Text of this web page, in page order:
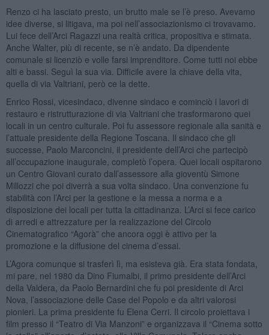
Renzo ci ha lasciato presto, un brutto male se l’è preso. Avevamo
idee diverse, si litigava, ma poi nell’associazionismo ci trovavamo.
Lui fece dell’Arci Ragazzi una realtà critica, propositiva e stimata.
Anche Walter, più di recente, se n’è andato. Da dipendente
comunale si licenziò e volle farsi imprenditore. Come tutti noi ebbe
alti e bassi. Seguì la sua via. Difficile avere la chiave della vita,
quella di via Valtriani, però ce la dette.
Enrico Rossi, vicesindaco, divenne sindaco e cominciò i lavori di
restauro e ristrutturazione di via Valtriani che trasformarono quei
locali in un centro culturale. Poi fu assessore regionale alla sanità e
l’attuale presidente della Regione Toscana. Il sindaco che gli
successe, Paolo Marconcini, il presidente dell’Arci che partecipò
all’occupazione inaugurale, completò l’opera. Quei locali ospitarono
un Centro Giovani curato dall’assessore alla gioventù Simone
Millozzi che poi diverrà a sua volta sindaco. Una convenzione fu
stabilità con l’Arci per la gestione e la messa a norma e a
disposizione dei locali per tutta la cittadinanza. L’Arci si fece carico
di arredi e attrezzature per la realizzazione del Circolo
Cinematografico “Agorà” che ancora oggi è attivo per la
promozione e la diffusione del cinema d’essai.
L’Agora comunque si trasferì lì, ma esisteva già. Era stata fondata,
mi pare, nel 1980 da Dino Fiumalbi, il primo presidente dell’Arci
della Valdera, da Paolo Bernardini che fu poi presidente di Arci
Nova, l’associazione delle Case del Popolo e da altri valorosi
pionieri. La prima presidente fu Elena Cerri. Il circolo proiettava i
film presso il “Teatro di Via Manzoni” e organizzava il “Cinema sotto